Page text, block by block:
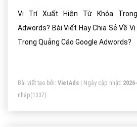
Vị Trí Xuất Hiện Từ Khóa
Adwords? Bài Viết Hay Chia Sẻ Về
Trong Quảng Cáo Google Adwords?
Bài viết tạo bởi: VietAds | Ngày cập nhật:
nhập(1337)